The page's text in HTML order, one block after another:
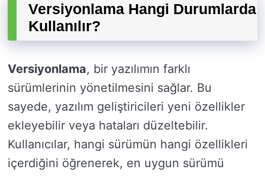
Versiyonlama Hangi Durumlarda
Kullanılır?
Versiyonlama, bir yazılımın farklı
sürümlerinin yönetilmesini sağlar. Bu
sayede, yazılım geliştiricileri yeni özellikler
ekleyebilir veya hataları düzeltebilir.
Kullanıcılar, hangi sürümün hangi özellikleri
içerdiğini öğrenerek, en uygun sürümü